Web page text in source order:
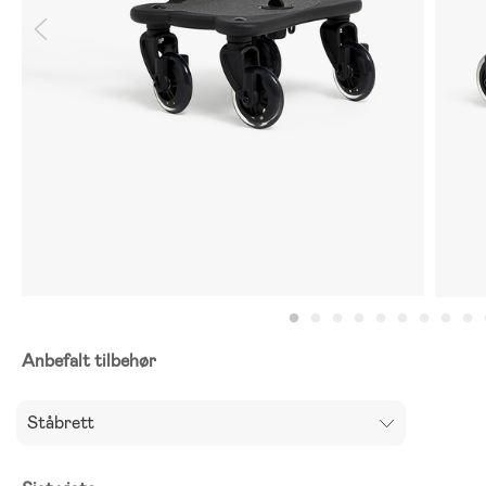
Anbefalt tilbehør
Ståbrett